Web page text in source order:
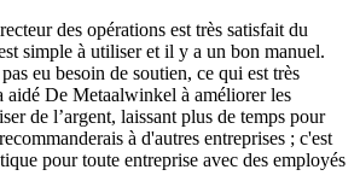
des opérations est très satisfait du
simple à utiliser et il y a un bon manuel.
eu besoin de soutien, ce qui est très
aidé De Metaalwinkel à améliorer les
de l’argent, laissant plus de temps pour
à d'autres entreprises ; c'est
pour toute entreprise avec des employés